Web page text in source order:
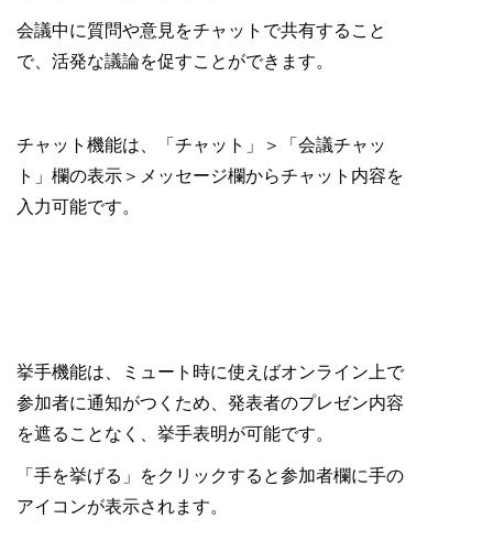
会議中に質問や意見をチャットで共有すること
で、活発な議論を促すことができます。
チャット機能は、「チャット」＞「会議チャッ
ト」欄の表示＞メッセージ欄からチャット内容を
入力可能です。
挙手機能は、ミュート時に使えばオンライン上で
参加者に通知がつくため、発表者のプレゼン内容
を遮ることなく、挙手表明が可能です。
「手を挙げる」をクリックすると参加者欄に手の
アイコンが表示されます。